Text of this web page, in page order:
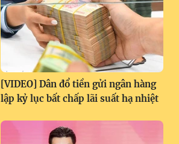
[VIDEO] Dân đổ tiền gửi ngân hàng
lập kỷ lục bất chấp lãi suất hạ nhiệt